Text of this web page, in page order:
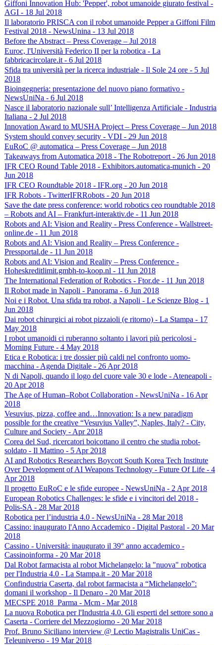
Giffoni Innovation Hub: 'Pepper', robot umanoide giurato festival -
AGI - 18 Jul 2018
Il laboratorio PRISCA con il robot umanoide Pepper a Giffoni Film
Festival 2018 - NewsUnina - 13 Jul 2018
Before the Abstract – Press Coverage – Jul 2018
Euroc, l'Università Federico II per la robotica - La
fabbricacircolare.it - 6 Jul 2018
Sfida tra università per la ricerca industriale - Il Sole 24 ore - 5 Jul
2018
Bioingegneria: presentazione del nuovo piano formativo -
NewsUniNa - 6 Jul 2018
Nasce il laboratorio nazionale sull’ Intelligenza Artificiale - Industria
Italiana - 2 Jul 2018
Innovation Award to MUSHA Project – Press Coverage – Jun 2018
System should convey security - VDI - 29 Jun 2018
EuRoC @ automatica – Press Coverage – Jun 2018
Takeaways from Automatica 2018 - The Robotreport - 26 Jun 2018
IFR CEO Round Table 2018 - Exhibitors.automatica-munich - 20
Jun 2018
IFR CEO Roundtable 2018 - IFR.org - 20 Jun 2018
IFR Robots - TwitterIFRRobots - 20 Jun 2018
Save the date press conference: world robotics ceo roundtable 2018
– Robots and AI – Frankfurt-interaktiv.de - 11 Jun 2018
Robots and AI: Vision and Reality - Press Conference - Wallstreet-
online.de - 11 Jun 2018
Robots and AI: Vision and Reality – Press Conference -
Pressportal.de - 11 Jun 2018
Robots and AI: Vision and Reality – Press Conference -
Hoheskreditlimit.gmbh-to-koop.nl - 11 Jun 2018
The International Federation of Robotics - Ftor.de - 11 Jun 2018
Il Robot made in Napoli - Panorama - 6 Jun 2018
Noi e i Robot. Una sfida tra robot, a Napoli - Le Scienze Blog - 1
Jun 2018
Dai robot chirurgici ai robot pizzaioli (e ritorno) - La Stampa - 17
May 2018
I robot umanoidi ci ruberanno soltanto i lavori più pericolosi -
Morning Future - 4 May 2018
Etica e Robotica: i tre dossier più caldi nel confronto uomo-
macchina - Agenda Digitale - 26 Apr 2018
N di Napoli, quando il logo del cuore vale 30 e lode - Ateneapoli -
20 Apr 2018
The Age of Human–Robot Collaboration - NewsUniNa - 16 Apr
2018
Vesuvius, pizza, coffee and…Innovation: Is a new paradigm
possible for the creative “Vesuvius Valley”, Naples, Italy? - City,
Culture and Society - Apr 2018
Corea del Sud, ricercatori boicottano il centro che studia robot-
soldato - Il Mattino - 5 Apr 2018
AI and Robotics Researchers Boycott South Korea Tech Institute
Over Development of AI Weapons Technology - Future Of Life - 4
Apr 2018
Il progetto EuRoC e le sfide europee - NewsUniNa - 2 Apr 2018
European Robotics Challenges: le sfide e i vincitori del 2018 -
Polis-SA - 28 Mar 2018
Robotica per l’industria 4.0 - NewsUniNa - 28 Mar 2018
Cassino: inaugurato l'Anno Accademico - Digital Pastoral - 20 Mar
2018
Cassino - Università: inaugurato il 39° anno accademico -
Cassinoinforma - 20 Mar 2018
Dal Robot farmacista al robot Michelangelo: la "nuova" robotica
per l'Industria 4.0 - La Stampa.it - 20 Mar 2018
Confindustria Caserta, dal robot farmacista a “Michelangelo”:
domani il workshop - Il Denaro - 20 Mar 2018
MECSPE 2018_Parma - Mcm - Mar 2018
La nuova Robotica per l'Industria 4.0. Gli esperti del settore sono a
Caserta - Corriere del Mezzogiorno - 20 Mar 2018
Prof. Bruno Siciliano interview @ Lectio Magistralis UniCas -
Teleuniverso - 19 Mar 2018